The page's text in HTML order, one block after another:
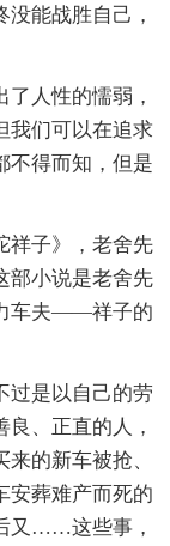
能战胜自己，
人性的懦弱，
我们可以在追求
不得而知，但是
祥子》，老舍先
部小说是老舍先
车夫——祥子的
过是以自己的劳
、正直的人，
的新车被抢、
安葬难产而死的
又……这些事，